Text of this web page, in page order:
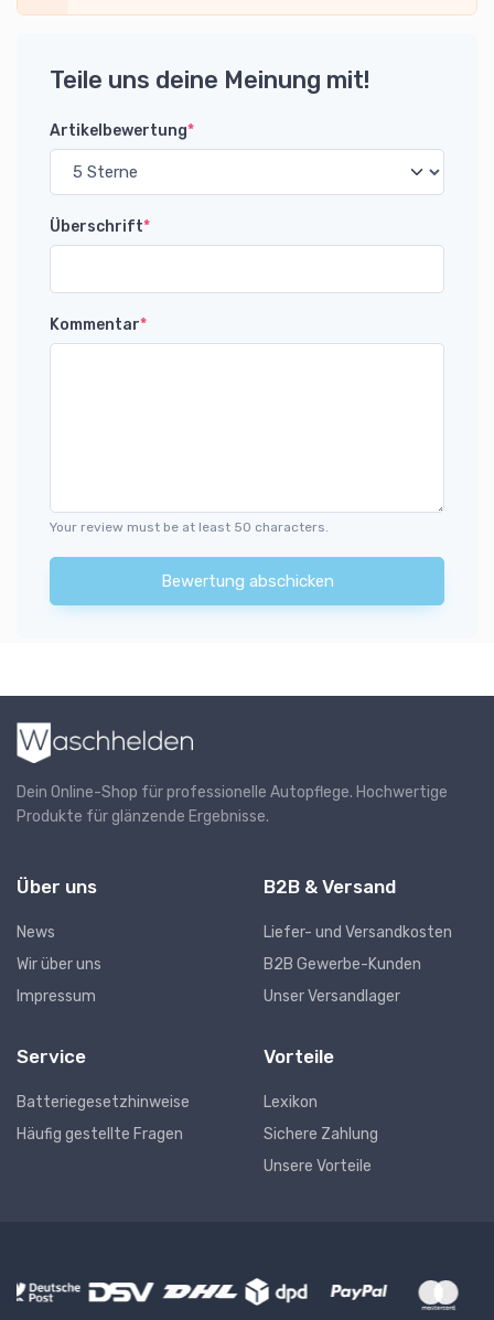
Teile uns deine Meinung mit!
Artikelbewertung*
Überschrift*
Kommentar*
Your review must be at least 50 characters.
Bewertung abschicken
Dein Online-Shop für professionelle Autopflege. Hochwertige
Produkte für glänzende Ergebnisse.
Über uns
News
Wir über uns
Impressum
B2B & Versand
Liefer- und Versandkosten
B2B Gewerbe-Kunden
Unser Versandlager
Service
Batteriegesetzhinweise
Häufig gestellte Fragen
Vorteile
Lexikon
Sichere Zahlung
Unsere Vorteile